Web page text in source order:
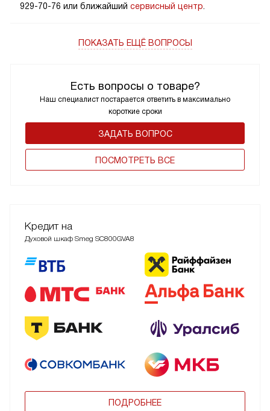
Есть вопросы о товаре?
Наш специалист постарается ответить в максимально
короткие сроки
ЗАДАТЬ ВОПРОС
ПОCМОТРЕТЬ ВСЕ
929-70-76 или ближайший сервисный центр
ПОКАЗАТЬ ЕЩЁ ВОПРОСЫ
Кредит на
Духовой шкаф Smeg SC800GVA8
ПОДРОБНЕЕ